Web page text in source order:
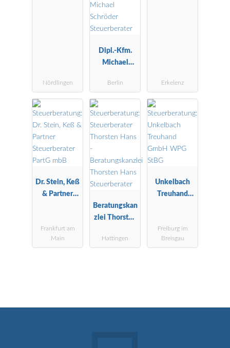
Nördlingen
Dipl.-Kfm.
Michael
Steuerberater
Berlin Erkelenz
Dr. Stein, Keß
& Partner
Frankfurt am
Main
Beratungskan
zlei Thorsten
Steuerberater
Hattingen
Unkelbach
Treuhand
Freiburg im
Breisgau